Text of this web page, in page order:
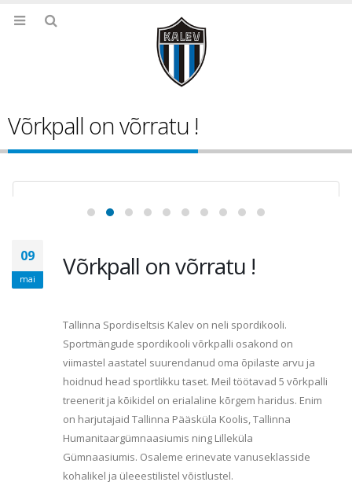
Võrkpall on võrratu !
09
mai Võrkpall on võrratu !
Tallinna Spordiseltsis Kalev on neli spordikooli.
Sportmängude spordikooli võrkpalli osakond on
viimastel aastatel suurendanud oma õpilaste arvu ja
hoidnud head sportlikku taset. Meil töötavad 5 võrkpalli
treenerit ja kõikidel on erialaline kõrgem haridus. Enim
on harjutajaid Tallinna Pääsküla Koolis, Tallinna
Humanitaargümnaasiumis ning Lilleküla
Gümnaasiumis. Osaleme erinevate vanuseklasside
kohalikel ja üleeestilistel võistlustel.